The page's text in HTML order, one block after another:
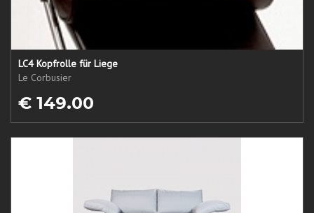
LC4 Kopfrolle für Liege
Le Corbusier
€ 149.00